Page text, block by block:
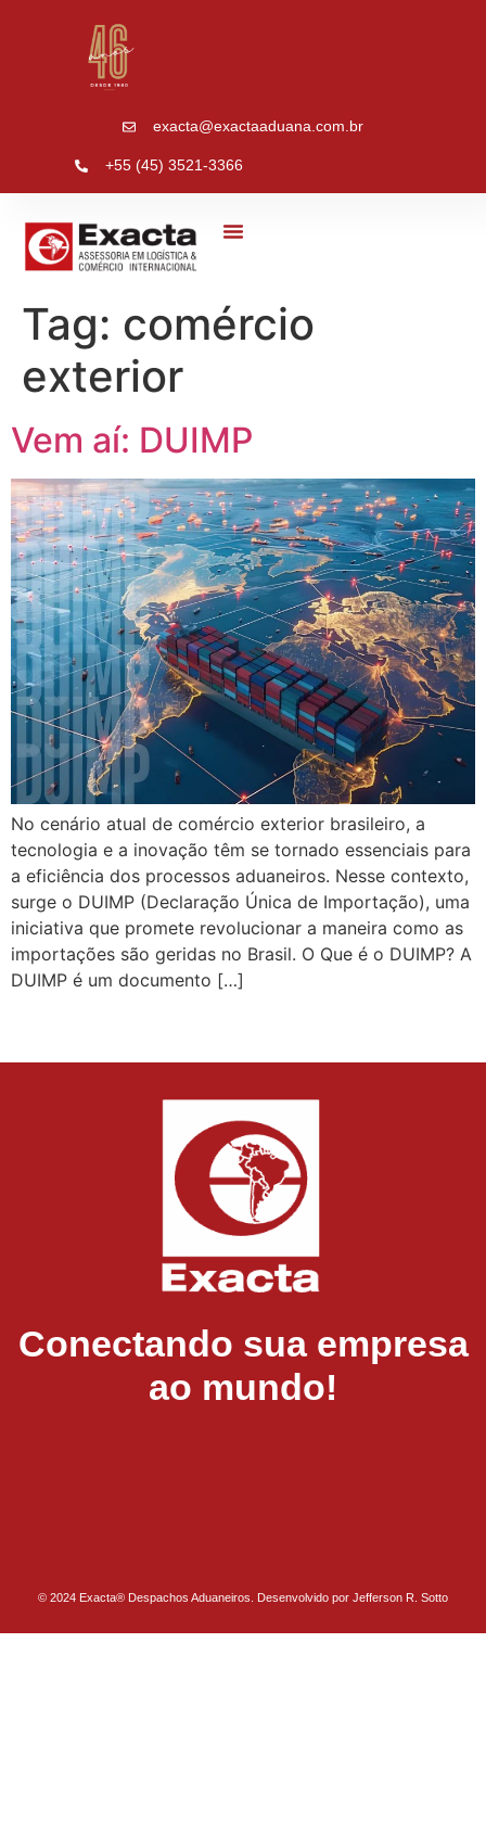
exacta@exactaaduana.com.br
+55 (45) 3521-3366
Tag: comércio
exterior
Vem aí: DUIMP
No cenário atual de comércio exterior brasileiro, a
tecnologia e a inovação têm se tornado essenciais para
a eficiência dos processos aduaneiros. Nesse contexto,
surge o DUIMP (Declaração Única de Importação), uma
iniciativa que promete revolucionar a maneira como as
importações são geridas no Brasil. O Que é o DUIMP? A
DUIMP é um documento […]
Conectando sua empresa
ao mundo!
© 2024 Exacta® Despachos Aduaneiros. Desenvolvido por Jefferson R. Sotto